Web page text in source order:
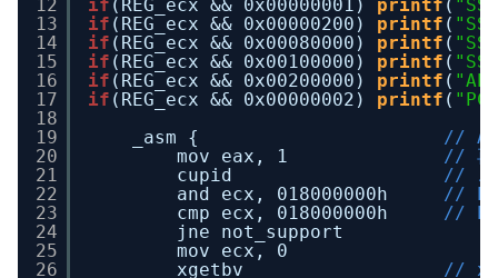
12
13
14
15
16
17
18
19
20
21
22
23
24
25
26
if (REG_ecx && 0x00000001) printf (
if (REG_ecx && 0x00000200) printf (
if (REG_ecx && 0x00080000) printf (
if (REG_ecx && 0x00100000) printf (
if (REG_ecx && 0x00200000) printf (
if (REG_ecx && 0x00000002) printf (
_asm { //
mov eax, 1 // 再
cupid // こ
and ecx, 018000000h //
cmp ecx, 018000000h // bit
jne not_support
mov ecx, 0
xgetbv //